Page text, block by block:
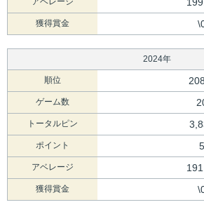
獲得賞金
2024年
順位
ゲーム数
トータルピン
ポイント 5
アベレージ
獲得賞金